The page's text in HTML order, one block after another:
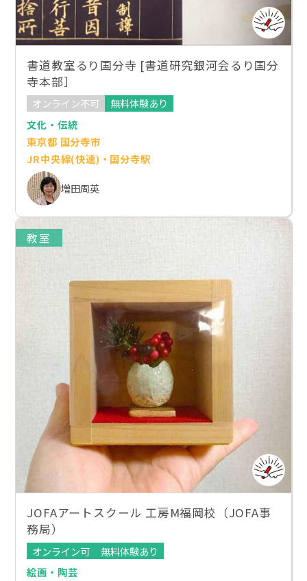
書道教室るり国分寺 [書道研究銀河会るり国分
寺本部］
オンライン不可
無料体験あり
文化・伝統
東京都 国分寺市
JR中央線(快速)・国分寺駅
増田周英
教室
JOFAアートスクール 工房M福岡校（JOFA事
務局）
オンライン可
無料体験あり
絵画・陶芸